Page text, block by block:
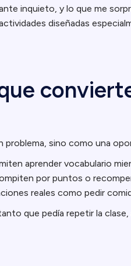
inquieto, y lo que me
diseñadas
problema, sino como una
aprender vocabulario
por puntos o
reales como pedir
que pedía repetir la